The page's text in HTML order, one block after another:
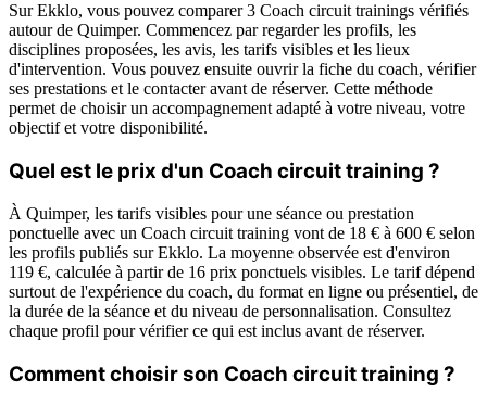
Sur Ekklo, vous pouvez comparer 3 Coach circuit trainings vérifiés
autour de Quimper. Commencez par regarder les profils, les
disciplines proposées, les avis, les tarifs visibles et les lieux
d'intervention. Vous pouvez ensuite ouvrir la fiche du coach, vérifier
ses prestations et le contacter avant de réserver. Cette méthode
permet de choisir un accompagnement adapté à votre niveau, votre
objectif et votre disponibilité.
Quel est le prix d'un Coach circuit training ?
À Quimper, les tarifs visibles pour une séance ou prestation
ponctuelle avec un Coach circuit training vont de 18 € à 600 € selon
les profils publiés sur Ekklo. La moyenne observée est d'environ
119 €, calculée à partir de 16 prix ponctuels visibles. Le tarif dépend
surtout de l'expérience du coach, du format en ligne ou présentiel, de
la durée de la séance et du niveau de personnalisation. Consultez
chaque profil pour vérifier ce qui est inclus avant de réserver.
Comment choisir son Coach circuit training ?